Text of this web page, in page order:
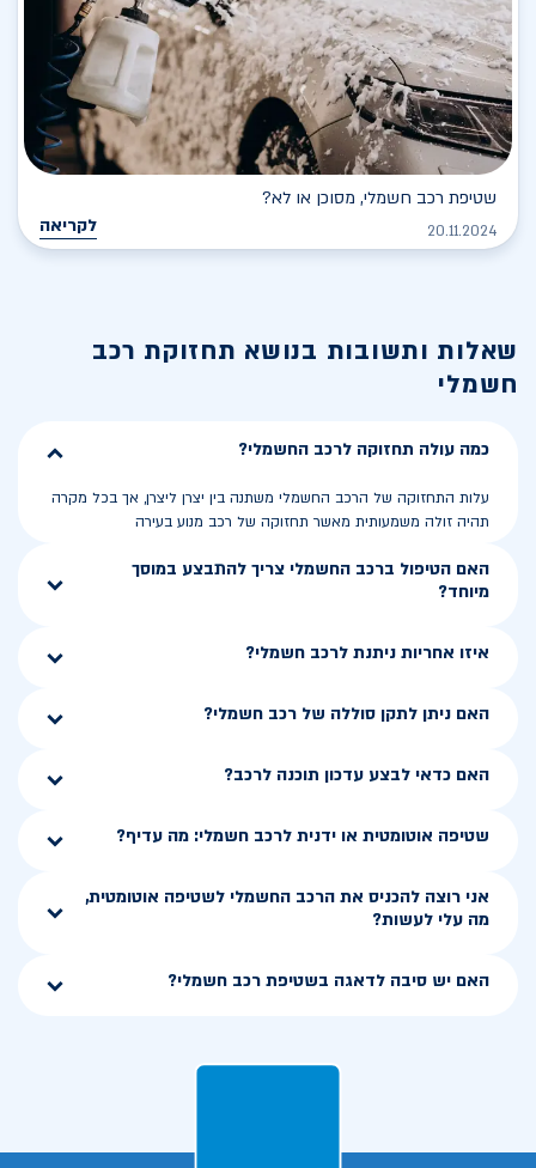
שטיפת רכב חשמלי, מסוכן או לא?
20.11.2024 לקריאה
שאלות ותשובות בנושא תחזוקת רכב
חשמלי
כמה עולה תחזוקה לרכב החשמלי?
עלות התחזוקה של הרכב החשמלי משתנה בין יצרן ליצרן, אך בכל מקרה
תהיה זולה משמעותית מאשר תחזוקה של רכב מנוע בעירה
האם הטיפול ברכב החשמלי צריך להתבצע במוסך
מיוחד?
איזו אחריות ניתנת לרכב חשמלי?
האם ניתן לתקן סוללה של רכב חשמלי?
האם כדאי לבצע עדכון תוכנה לרכב?
שטיפה אוטומטית או ידנית לרכב חשמלי: מה עדיף?
אני רוצה להכניס את הרכב החשמלי לשטיפה אוטומטית,
מה עלי לעשות?
האם יש סיבה לדאגה בשטיפת רכב חשמלי?